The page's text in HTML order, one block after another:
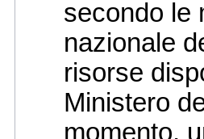
secondo le
nazionale
risorse
Ministero
momento,